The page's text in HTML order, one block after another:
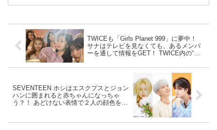
TWICEも「Girls Planet 999」に夢中！
サナはテレビを見なくても、あるメンバ
ーを通して情報をGET！ TWICE内の“ガ
SEVENTEEN ホシはエスクプスとジョン
ハンに囲まれると赤ちゃんになっちゃ
う？！ あどけない表情で２人の顔色をう
るホシにファンほっこり